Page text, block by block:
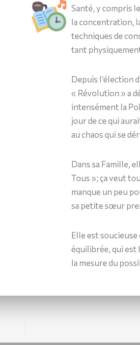
Santé, y compris
la concentration,
techniques de
tant
Depuis l’élection
« Révolution » a
intensément la
jour de ce qui
au chaos qui se
Dans sa Famille,
Tous »; ça veut
manque un peu
sa petite sœur
Elle est soucieuse
équilibrée, qui est
la mesure du